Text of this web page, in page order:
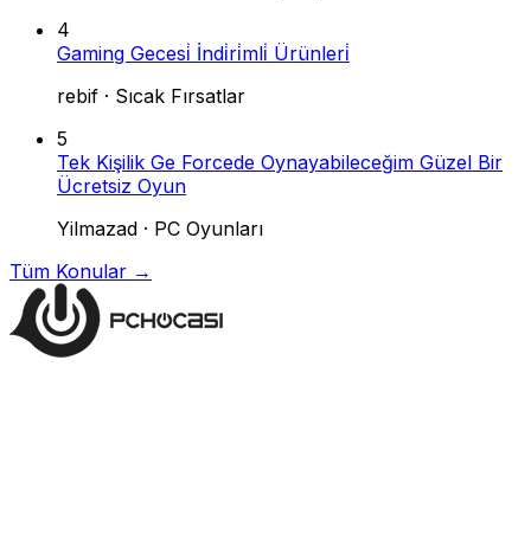
4
Gaming Gecesi̇ İndi̇ri̇mli̇ Ürünleri̇
rebif · Sıcak Fırsatlar
5
Tek Kişilik Ge Forcede Oynayabileceğim Güzel Bir
Ücretsiz Oyun
Yilmazad · PC Oyunları
Tüm Konular →